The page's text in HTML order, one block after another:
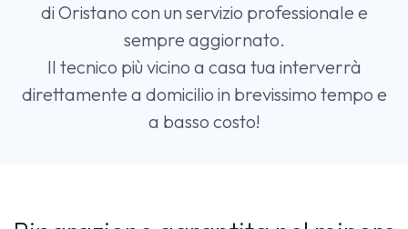
di Oristano con un servizio professionale e
sempre aggiornato.
Il tecnico più vicino a casa tua interverrà
direttamente a domicilio in brevissimo tempo e
a basso costo!